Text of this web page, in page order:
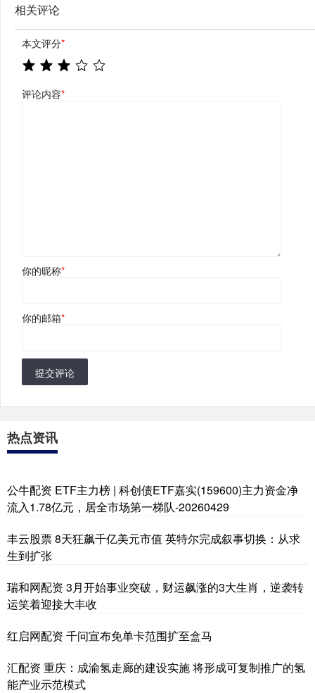
相关评论
本文评分*
评论内容*
你的昵称*
你的邮箱*
提交评论
热点资讯
公牛配资 ETF主力榜 | 科创债ETF嘉实(159600)主力资金净
流入1.78亿元，居全市场第一梯队-20260429
丰云股票 8天狂飙千亿美元市值 英特尔完成叙事切换：从求
生到扩张
瑞和网配资 3月开始事业突破，财运飙涨的3大生肖，逆袭转
运笑着迎接大丰收
红启网配资 千问宣布免单卡范围扩至盒马
汇配资 重庆：成渝氢走廊的建设实施 将形成可复制推广的氢
能产业示范模式